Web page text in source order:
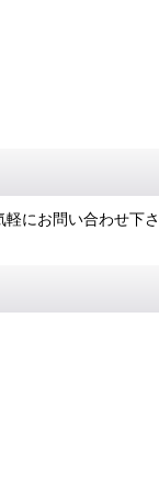
にお問い合わせ下さ